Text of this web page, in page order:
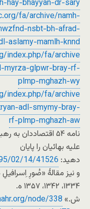
hay-bhayyan-dr-sary
fa/archive/namh-
nsbt-bh-afrad-
aslamy-mamlh-knnd
index.php/fa/archive
myrza-glpwr-bray-rf-
plmp-mghazh-wy
index.php/fa/archive
adl-smymy-bray-
rf-plmp-mghazh-aw
نامه ۵۴
علیه بهائیان را پایان
دهید: 02/14/41526/
و نیز مقالۀ «صُورِ
۱۳۳۴، ۱۳۴۲، ۱۳۵۷ ه.
ش.» node/338